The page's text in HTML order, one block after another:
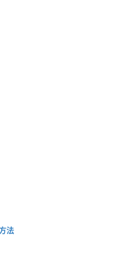
法